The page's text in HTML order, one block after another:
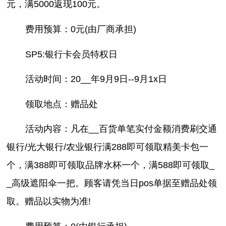
元，满5000返现100元。
费用预算：0元(由厂商承担)
SP5:银行卡会员特权日
活动时间：20__年9月9日--9月1x日
领取地点：赠品处
活动内容：凡在__百货单笔实付金额消费刷交通
银行/光大银行/农业银行满288即可领取精美卡包一
个，满388即可领取品牌水杯一个，满588即可领取_
_高级遮阳伞一把。顾客请凭当日pos单据至赠品处领
取。赠品以实物为准!